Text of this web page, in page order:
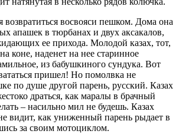
возвратиться восвояси пешком. Дома она
апашек в тюрбанах и двух аксакалов,
ее прихода. Молодой казах, тот,
коне, наденет на нее старинное
из бабушкиного сундука. Вот
пришел! Но помолвка не
по душе другой парень, русский. Казах
драться, как маралы в брачный
– насильно мил не будешь. Казах
видит, как униженный парень рыдает в
за своим мотоциклом.